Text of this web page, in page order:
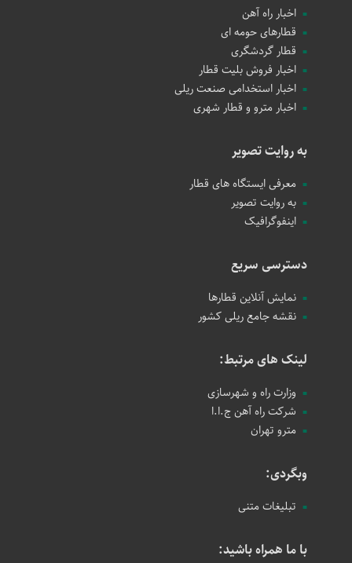
اخبار راه آهن
قطارهای حومه ای
قطار گردشگری
اخبار فروش بلیت قطار
اخبار استخدامی صنعت ریلی
اخبار مترو و قطار شهری
به روایت تصویر
معرفی ایستگاه های قطار
به روایت تصویر
اینفوگرافیک
دسترسی سریع
نمایش آنلاین قطارها
نقشه جامع ریلی کشور
لینک های مرتبط:
وزارت راه و شهرسازی
شرکت راه آهن ج.ا.ا
مترو تهران
وبگردی:
تبلیغات متنی
با ما همراه باشید: